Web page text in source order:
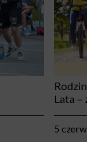
Lata –
5